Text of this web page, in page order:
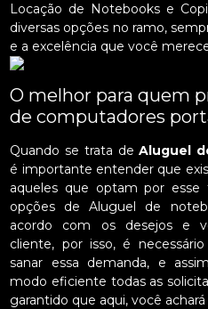
Locação de Notebooks e
diversas opções no ramo,
e a excelência que você
O melhor para quem
de computadores
Quando se trata deAluguel
é importante entender que
aqueles que optam por esse
opções de Aluguel de
acordo com os desejos e
cliente, por isso, é
sanar essa demanda, e
modo eficiente todas as
garantido que aqui, você